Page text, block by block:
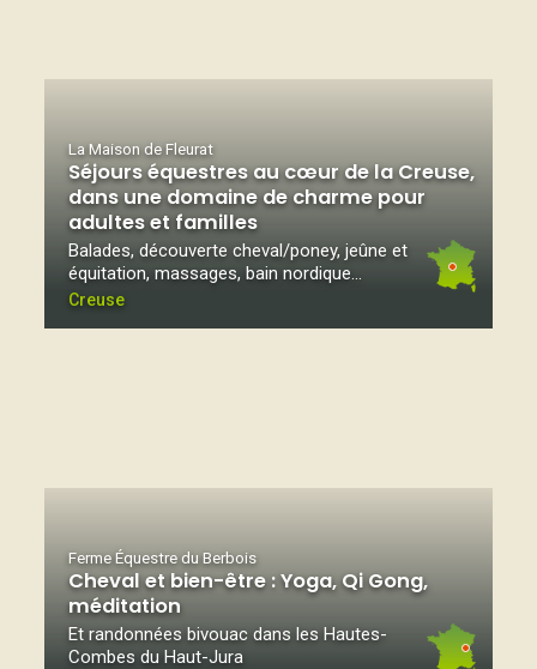
La Maison de Fleurat
Séjours équestres au cœur de la Creuse,
dans une domaine de charme pour
adultes et familles
Balades, découverte cheval/poney, jeûne et
équitation, massages, bain nordique...
Creuse
Ferme Équestre du Berbois
Cheval et bien-être : Yoga, Qi Gong,
méditation
Et randonnées bivouac dans les Hautes-
Combes du Haut-Jura